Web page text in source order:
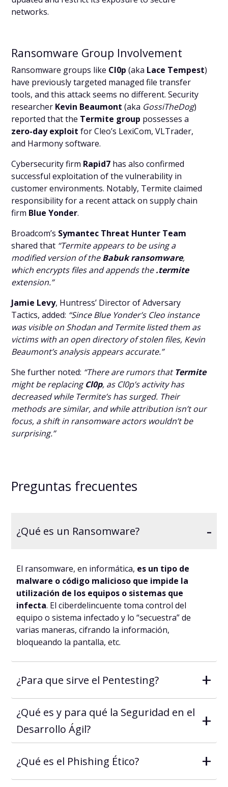
networks.
Ransomware Group Involvement
Ransomware groups like Cl0p (aka Lace Tempest)
have previously targeted managed file transfer
tools, and this attack seems no different. Security
researcher Kevin Beaumont (aka GossiTheDog)
reported that the Termite group possesses a
zero-day exploit for Cleo’s LexiCom, VLTrader,
and Harmony software.
Cybersecurity firm Rapid7 has also confirmed
successful exploitation of the vulnerability in
customer environments. Notably, Termite claimed
responsibility for a recent attack on supply chain
firm Blue Yonder.
Broadcom’s Symantec Threat Hunter Team
shared that “Termite appears to be using a
modified version of theBabuk ransomware,
which encrypts files and appends the.termite
extension.”
Jamie Levy, Huntress’ Director of Adversary
Tactics, added: “Since Blue Yonder’s Cleo instance
was visible on Shodan and Termite listed them as
victims with an open directory of stolen files, Kevin
Beaumont’s analysis appears accurate.”
She further noted: “There are rumors thatTermite
might be replacingCl0p, as Cl0p’s activity has
decreased while Termite’s has surged. Their
methods are similar, and while attribution isn’t our
focus, a shift in ransomware actors wouldn’t be
surprising.”
Preguntas frecuentes
¿Qué es un Ransomware? -
El ransomware, en informática, es un tipo de
malware o código malicioso que impide la
utilización de los equipos o sistemas que
infecta. El ciberdelincuente toma control del
equipo o sistema infectado y lo “secuestra” de
varias maneras, cifrando la información,
bloqueando la pantalla, etc.
¿Para que sirve el Pentesting? +
¿Qué es y para qué la Seguridad en el
Desarrollo Ágil?
+
¿Qué es el Phishing Ético? +